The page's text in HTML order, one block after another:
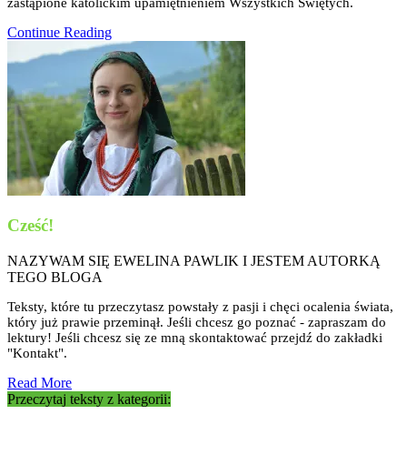
Continue Reading
Cześć!
NAZYWAM SIĘ EWELINA PAWLIK I JESTEM AUTORKĄ
TEGO BLOGA
Teksty, które tu przeczytasz powstały z pasji i chęci ocalenia świata,
który już prawie przeminął. Jeśli chcesz go poznać - zapraszam do
lektury! Jeśli chcesz się ze mną skontaktować przejdź do zakładki
"Kontakt".
Read More
Przeczytaj teksty z kategorii: